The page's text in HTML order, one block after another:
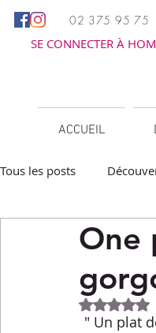
02 375 95 75
SE CONNECTER À
ACCUEIL
Tous les posts
Facile à réchauffer
One
Noté
" Un plat